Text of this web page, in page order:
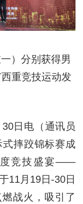
）分别获得男
重竞技运动发
日电（通讯员
摔跤锦标赛成
度竞技盛宴——
11月19日-30日
战火，吸引了